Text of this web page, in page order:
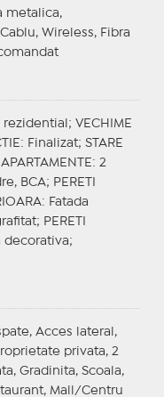
metalica,
Wireless, Fibra
rezidential; VECHIME
: Finalizat; STARE
: 2
BCA; PERETI
: Fatada
PERETI
decorativa;
Acces lateral,
privata, 2
Gradinita, Scoala,
Mall/Centru